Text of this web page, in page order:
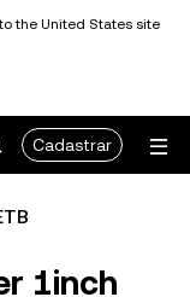
the United States site
Cadastrar
1inch